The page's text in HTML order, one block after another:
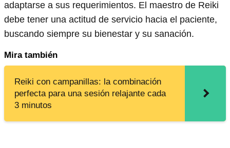
adaptarse a sus requerimientos. El maestro de Reiki
debe tener una actitud de servicio hacia el paciente,
buscando siempre su bienestar y su sanación.
Mira también
Reiki con campanillas: la combinación
perfecta para una sesión relajante cada
3 minutos